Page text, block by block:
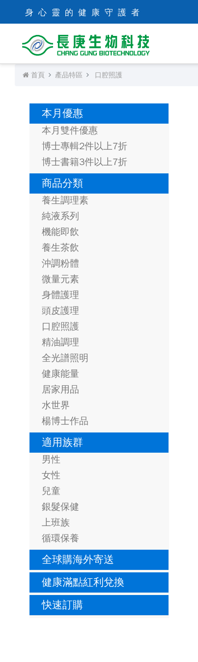
身心靈的健康守護者
首頁 產品特區 口腔照護
本月優惠
本月雙件優惠
博士專輯2件以上7折
博士書籍3件以上7折
商品分類
養生調理素
純液系列
機能即飲
養生茶飲
沖調粉體
微量元素
身體護理
頭皮護理
口腔照護
精油調理
全光譜照明
健康能量
居家用品
水世界
楊博士作品
適用族群
男性
女性
兒童
銀髮保健
上班族
循環保養
全球購海外寄送
健康滿點紅利兌換
快速訂購